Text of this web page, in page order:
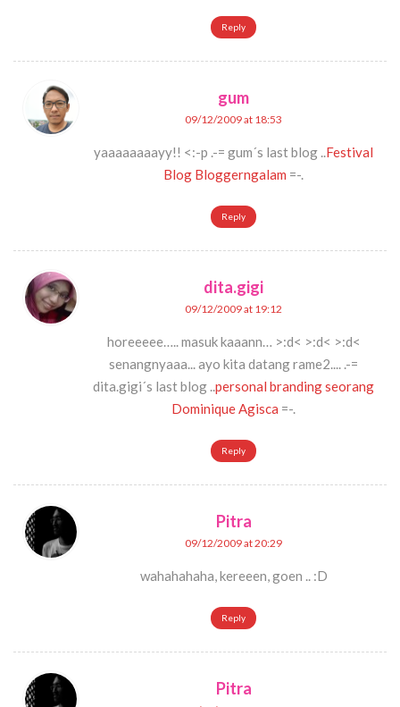
Reply
gum
09/12/2009 at 18:53
yaaaaaaaayy!! <:-p .-= gum´s last blog .. Festival
Blog Bloggerngalam =-.
Reply
dita.gigi
09/12/2009 at 19:12
horeeeee….. masuk kaaann… >:d< >:d< >:d<
senangnyaaa... ayo kita datang rame2.... .-=
dita.gigi´s last blog .. personal branding seorang
Dominique Agisca =-.
Reply
Pitra
09/12/2009 at 20:29
wahahahaha, kereeen, goen .. :D
Reply
Pitra